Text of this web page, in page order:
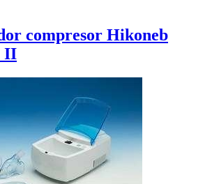
compresor Hikoneb
II